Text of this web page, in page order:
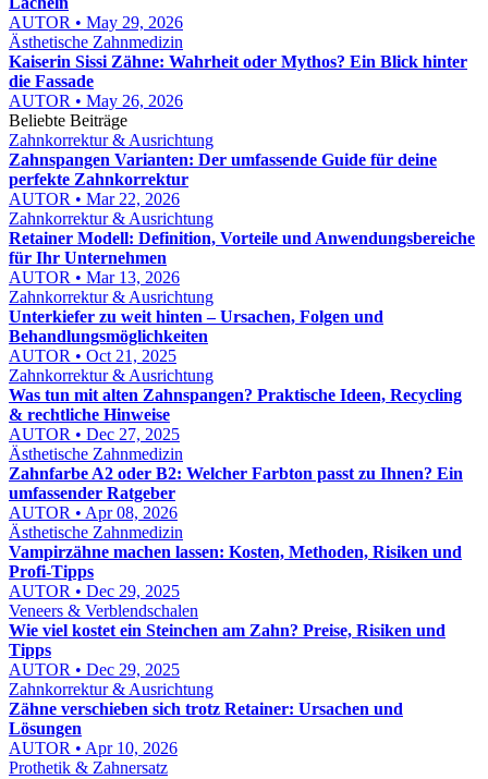
AUTOR • May 29, 2026
Ästhetische Zahnmedizin
Kaiserin Sissi Zähne: Wahrheit oder Mythos? Ein Blick hinter
die Fassade
AUTOR • May 26, 2026
Beliebte Beiträge
Zahnkorrektur & Ausrichtung
Zahnspangen Varianten: Der umfassende Guide für deine
perfekte Zahnkorrektur
AUTOR • Mar 22, 2026
Zahnkorrektur & Ausrichtung
Retainer Modell: Definition, Vorteile und Anwendungsbereiche
für Ihr Unternehmen
AUTOR • Mar 13, 2026
Zahnkorrektur & Ausrichtung
Unterkiefer zu weit hinten – Ursachen, Folgen und
Behandlungsmöglichkeiten
AUTOR • Oct 21, 2025
Zahnkorrektur & Ausrichtung
Was tun mit alten Zahnspangen? Praktische Ideen, Recycling
& rechtliche Hinweise
AUTOR • Dec 27, 2025
Ästhetische Zahnmedizin
Zahnfarbe A2 oder B2: Welcher Farbton passt zu Ihnen? Ein
umfassender Ratgeber
AUTOR • Apr 08, 2026
Ästhetische Zahnmedizin
Vampirzähne machen lassen: Kosten, Methoden, Risiken und
Profi-Tipps
AUTOR • Dec 29, 2025
Veneers & Verblendschalen
Wie viel kostet ein Steinchen am Zahn? Preise, Risiken und
Tipps
AUTOR • Dec 29, 2025
Zahnkorrektur & Ausrichtung
Zähne verschieben sich trotz Retainer: Ursachen und
Lösungen
AUTOR • Apr 10, 2026
Prothetik & Zahnersatz